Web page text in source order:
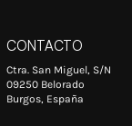
CONTACTO
Ctra. San Miguel, S/N
09250 Belorado
Burgos, España